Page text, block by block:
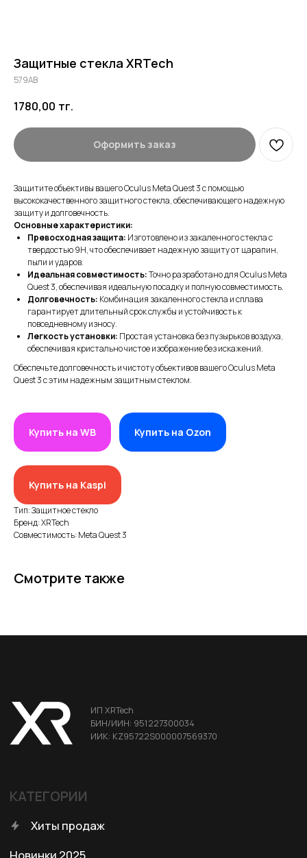
Защитные стекла XRTech
579AB
1780,00 тг.
Оформить заказ
Защитите объективы вашего Oculus Meta Quest 3 с помощью
высококачественного защитного стекла, обеспечивающего надежную
защиту и долговечность.
Основные характеристики:
Превосходная защита: Изготовлено из закаленного стекла с
твердостью 9H, что обеспечивает надежную защиту от царапин,
пыли и ударов.
Идеальная совместимость:Точно разработано для Oculus Meta
Quest 3, обеспечивая идеальную посадку и полную совместимость.
Долговечность: Комбинация закаленного стекла и сплава
гарантирует длительный срок службы и устойчивость к
повседневному износу.
Легкость установки: Простая установка без пузырьков воздуха,
обеспечивая кристально чистое изображение без искажений.
Обеспечьте долговечность и чистоту объективов вашего Oculus Meta
Quest 3 с этим надежным защитным стеклом.
Купить на WB Купить на Ozon
Купить на Kaspi
Тип: Защитное стекло
Бренд: XRTech
Совместимость: Meta Quest 3
Смотрите также
БИН/ИИН: 951227300034
ИИК: KZ95722S000007569370
+7 (701) 202-04-00
Заказать звонок
Условия оплаты
Правила возврата
КАТЕГОРИИ
Хиты продаж
Новинки 2025
Аксессуары для консолей и ПК